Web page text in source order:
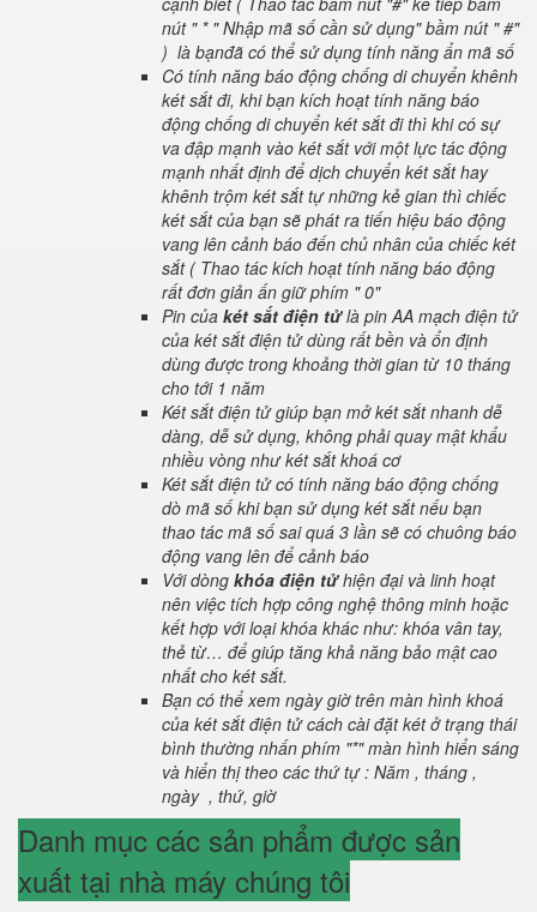
nút " * " Nhập mã số cần sử dụng" bầm nút " #"
) là bạnđã có thể sử dụng tính năng ẩn mã số
Có tính năng báo động chống di chuyển khênh
két sắt đi, khi bạn kích hoạt tính năng báo
động chống di chuyển két sắt đi thì khi có sự
va đập mạnh vào két sắt với một lực tác động
mạnh nhất định để dịch chuyển két sắt hay
khênh trộm két sắt tự những kẻ gian thì chiếc
két sắt của bạn sẽ phát ra tiến hiệu báo động
vang lên cảnh báo đến chủ nhân của chiếc két
sắt ( Thao tác kích hoạt tính năng báo động
rất đơn giản ấn giữ phím " 0"
Pin của két sắt điện tửlà pin AA mạch điện tử
của két sắt điện tử dùng rất bền và ổn định
dùng được trong khoảng thời gian từ 10 tháng
cho tới 1 năm
Két sắt điện tử giúp bạn mở két sắt nhanh dễ
dàng, dễ sử dụng, không phải quay mật khẩu
nhiều vòng như két sắt khoá cơ
Két sắt điện tử có tính năng báo động chống
dò mã số khi bạn sử dụng két sắt nếu bạn
thao tác mã số sai quá 3 lần sẽ có chuông báo
động vang lên để cảnh báo
Với dòng khóa điện tửhiện đại và linh hoạt
nên việc tích hợp công nghệ thông minh hoặc
kết hợp với loại khóa khác như: khóa vân tay,
thẻ từ… để giúp tăng khả năng bảo mật cao
nhất cho két sắt.
Bạn có thể xem ngày giờ trên màn hình khoá
của két sắt điện tử cách cài đặt két ở trạng thái
bình thường nhấn phím "*" màn hình hiển sáng
và hiển thị theo các thứ tự : Năm , tháng ,
ngày , thứ, giờ
Danh mục các sản phẩm được sản
xuất tại nhà máy chúng tôi